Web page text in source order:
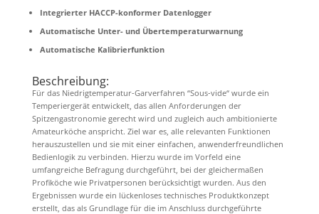
Integrierter HACCP-konformer Datenlogger
Automatische Unter- und Übertemperaturwarnung
Automatische Kalibrierfunktion
Beschreibung:
Für das Niedrigtemperatur-Garverfahren “Sous-vide“ wurde ein
Temperiergerät entwickelt, das allen Anforderungen der
Spitzengastronomie gerecht wird und zugleich auch ambitionierte
Amateurköche anspricht. Ziel war es, alle relevanten Funktionen
herauszustellen und sie mit einer einfachen, anwenderfreundlichen
Bedienlogik zu verbinden. Hierzu wurde im Vorfeld eine
umfangreiche Befragung durchgeführt, bei der gleichermaßen
Profiköche wie Privatpersonen berücksichtigt wurden. Aus den
Ergebnissen wurde ein lückenloses technisches Produktkonzept
erstellt, das als Grundlage für die im Anschluss durchgeführte